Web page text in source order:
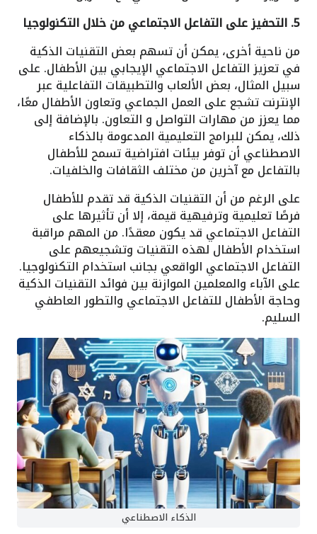
5. التحفيز على التفاعل الاجتماعي من خلال التكنولوجيا
من ناحية أخرى، يمكن أن تسهم بعض التقنيات الذكية
في تعزيز التفاعل الاجتماعي الإيجابي بين الأطفال. على
سبيل المثال، بعض الألعاب والتطبيقات التفاعلية عبر
الإنترنت تشجع على العمل الجماعي وتعاون الأطفال معًا،
مما يعزز من مهارات التواصل و التعاون. بالإضافة إلى
ذلك، يمكن للبرامج التعليمية المدعومة بالذكاء
الاصطناعي أن توفر بيئات افتراضية تسمح للأطفال
بالتفاعل مع آخرين من مختلف الثقافات والخلفيات.
على الرغم من أن التقنيات الذكية قد تقدم للأطفال
فرصًا تعليمية وترفيهية قيمة، إلا أن تأثيرها على
التفاعل الاجتماعي قد يكون معقدًا. من المهم مراقبة
استخدام الأطفال لهذه التقنيات وتشجيعهم على
التفاعل الاجتماعي الواقعي بجانب استخدام التكنولوجيا.
على الآباء والمعلمين الموازنة بين فوائد التقنيات الذكية
وحاجة الأطفال للتفاعل الاجتماعي والتطور العاطفي
السليم.
الذكاء الاصطناعي